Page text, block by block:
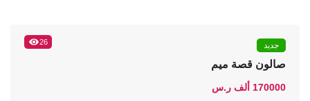
26 جديد
صالون قصة ميم
170000 ألف ر.س